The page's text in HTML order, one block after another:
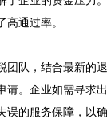
通过率。
团队，结合最新的
请。企业如需寻求
误的服务保障，以